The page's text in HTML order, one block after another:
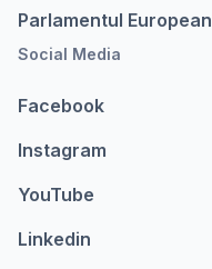
Parlamentul European
Social Media
Facebook
Instagram
YouTube
Linkedin